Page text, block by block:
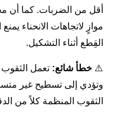
أقل من الضربات. كما أن
موازٍ لاتجاهات الانحناء
القِطع أثناء التشكيل.
⚠️ خطأ شائع: تعمل
وتؤدي إلى تسطيح غير
الثقوب المنظمة كلاً من